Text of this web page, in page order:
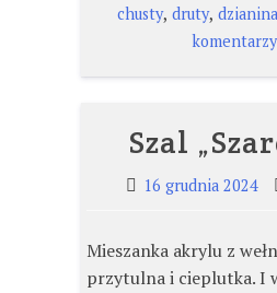
chusty, druty, dzianina
komentarzy
Szal
16 grudnia 2024
Mieszanka akrylu z
przytulna i cieplutka. I